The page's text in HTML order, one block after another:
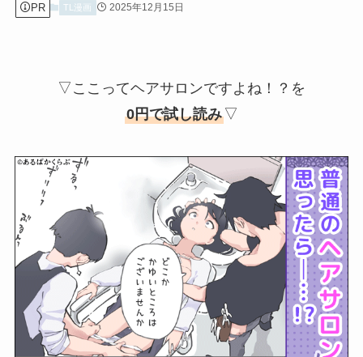
PR TL漫画 2025年12月15日
▽ここってヘアサロンですよね！？を
0円で試し読み ▽